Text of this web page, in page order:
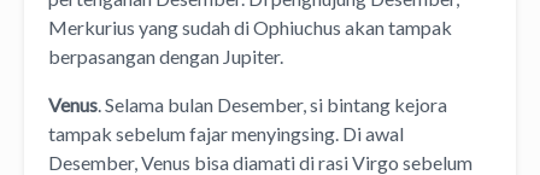
Merkurius yang sudah di Ophiuchus akan tampak
berpasangan dengan Jupiter.
Venus . Selama bulan Desember, si bintang kejora
tampak sebelum fajar menyingsing. Di awal
Desember, Venus bisa diamati di rasi Virgo sebelum